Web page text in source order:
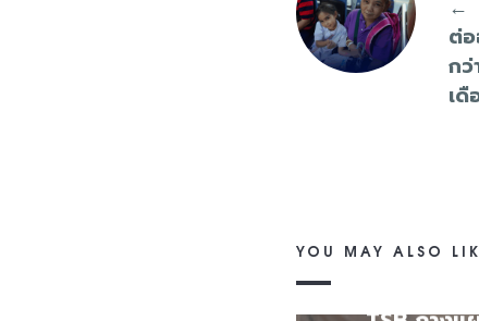
←
ต่อ
กว่
เดื
YOU MAY ALSO